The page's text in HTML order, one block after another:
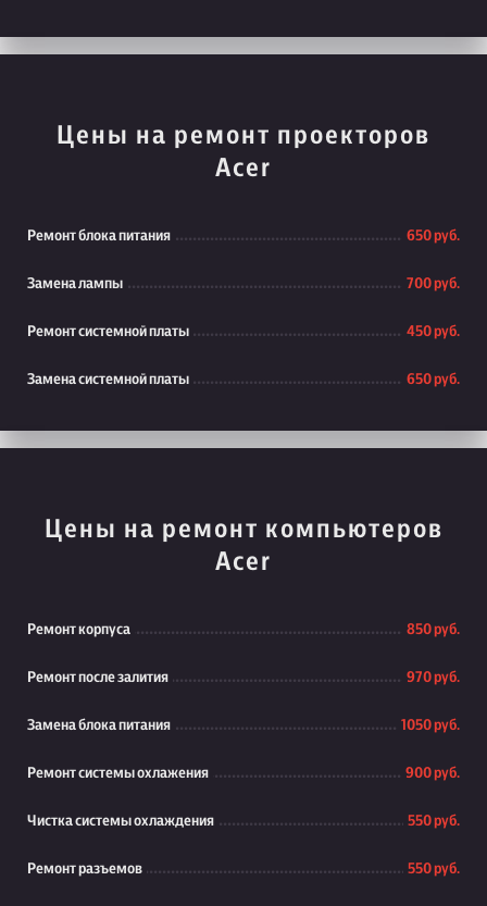
Цены на ремонт проекторов
Acer
Ремонт блока питания 650 руб.
Замена лампы 700 руб.
Ремонт системной платы 450 руб.
Замена системной платы 650 руб.
Цены на ремонт компьютеров
Acer
Ремонт корпуса 850 руб.
Ремонт после залития 970 руб.
Замена блока питания 1050 руб.
Ремонт системы охлажения 900 руб.
Чистка системы охлаждения 550 руб.
Ремонт разъемов 550 руб.